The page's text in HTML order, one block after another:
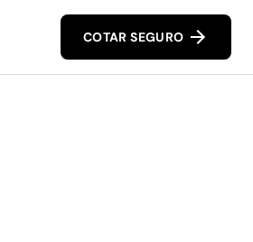
COTAR SEGURO